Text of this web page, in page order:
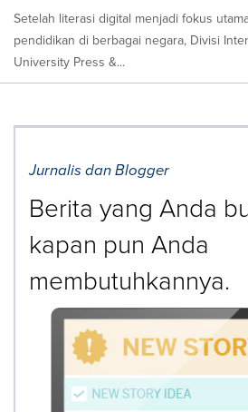
Setelah literasi digital menjadi fokus
pendidikan di berbagai negara, Divisi
University Press &...
Jurnalis dan Blogger
Berita yang Anda
kapan pun Anda
membutuhkannya.